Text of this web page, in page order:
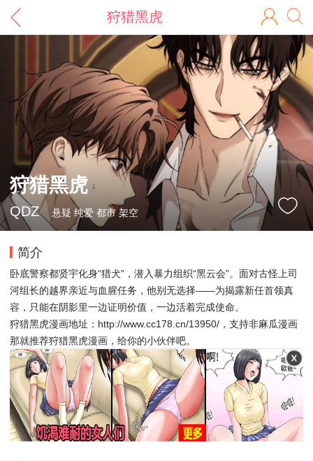
狩猎黑虎
狩猎黑虎
QDZ 悬疑 纯爱 都市 架空
简介
卧底警察都贤宇化身“猎犬”，潜入暴力组织“黑云会”。面对古怪上司
河组长的越界亲近与血腥任务，他别无选择——为揭露新任首领真
容，只能在阴影里一边证明价值，一边活着完成使命。
狩猎黑虎漫画地址：http://www.cc178.cn/13950/，支持非麻瓜漫画
那就推荐狩猎黑虎漫画，给你的小伙伴吧。